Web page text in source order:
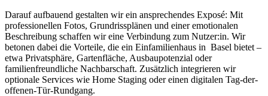
Darauf aufbauend gestalten wir ein ansprechendes Exposé: Mit
professionellen Fotos, Grundrissplänen und einer emotionalen
Beschreibung schaffen wir eine Verbindung zum Nutzer:in. Wir
betonen dabei die Vorteile, die ein Einfamilienhaus in Basel bietet –
etwa Privatsphäre, Gartenfläche, Ausbaupotenzial oder
familienfreundliche Nachbarschaft. Zusätzlich integrieren wir
optionale Services wie Home Staging oder einen digitalen Tag-der-
offenen-Tür-Rundgang.